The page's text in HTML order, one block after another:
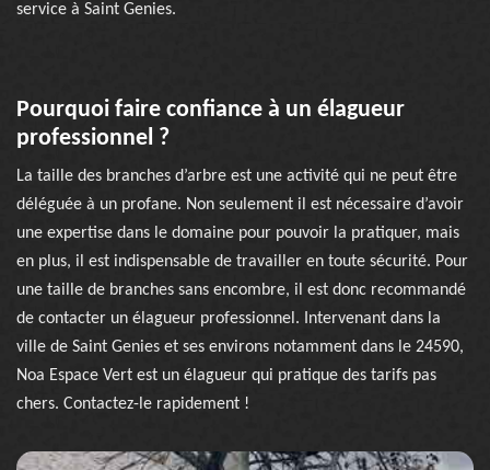
service à Saint Genies.
Pourquoi faire confiance à un élagueur
professionnel ?
La taille des branches d’arbre est une activité qui ne peut être
déléguée à un profane. Non seulement il est nécessaire d’avoir
une expertise dans le domaine pour pouvoir la pratiquer, mais
en plus, il est indispensable de travailler en toute sécurité. Pour
une taille de branches sans encombre, il est donc recommandé
de contacter un élagueur professionnel. Intervenant dans la
ville de Saint Genies et ses environs notamment dans le 24590,
Noa Espace Vert est un élagueur qui pratique des tarifs pas
chers. Contactez-le rapidement !